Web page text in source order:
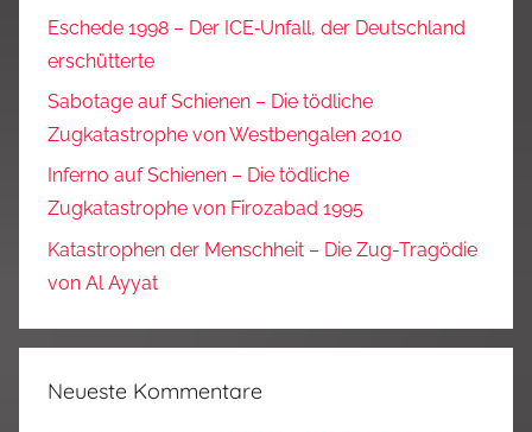
Eschede 1998 – Der ICE‑Unfall, der Deutschland
erschütterte
Sabotage auf Schienen – Die tödliche
Zugkatastrophe von Westbengalen 2010
Inferno auf Schienen – Die tödliche
Zugkatastrophe von Firozabad 1995
Katastrophen der Menschheit – Die Zug-Tragödie
von Al Ayyat
Neueste Kommentare